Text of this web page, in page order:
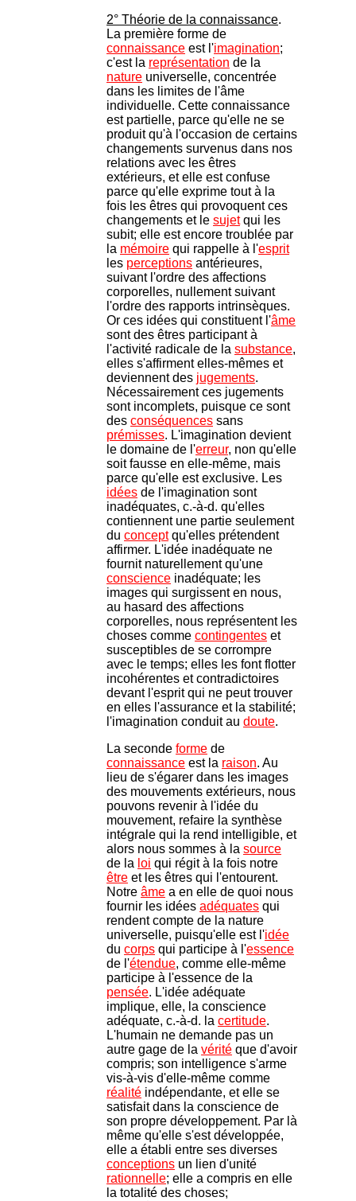
2° Théorie de la connaissance.
La première forme de
connaissance est l'imagination;
c'est la représentation de la
nature universelle, concentrée
dans les limites de l'âme
individuelle. Cette connaissance
est partielle, parce qu'elle ne se
produit qu'à l'occasion de certains
changements survenus dans nos
relations avec les êtres
extérieurs, et elle est confuse
parce qu'elle exprime tout à la
fois les êtres qui provoquent ces
changements et le sujetqui les
subit; elle est encore troublée par
la mémoire qui rappelle à l'esprit
les perceptions antérieures,
suivant l'ordre des affections
corporelles, nullement suivant
l'ordre des rapports intrinsèques.
Or ces idées qui constituent l'âme
sont des êtres participant à
l'activité radicale de la substance,
elles s'affirment elles-mêmes et
deviennent des jugements.
Nécessairement ces jugements
sont incomplets, puisque ce sont
des conséquences sans
prémisses. L'imagination devient
le domaine de l'erreur, non qu'elle
soit fausse en elle-même, mais
parce qu'elle est exclusive. Les
idées de l'imagination sont
inadéquates, c.-à-d. qu'elles
contiennent une partie seulement
du conceptqu'elles prétendent
affirmer. L'idée inadéquate ne
fournit naturellement qu'une
conscience inadéquate; les
images qui surgissent en nous,
au hasard des affections
corporelles, nous représentent les
choses comme contingentes et
susceptibles de se corrompre
avec le temps; elles les font flotter
incohérentes et contradictoires
devant l'esprit qui ne peut trouver
en elles l'assurance et la stabilité;
l'imagination conduit au doute.
La seconde forme de
connaissance est la raison. Au
lieu de s'égarer dans les images
des mouvements extérieurs, nous
pouvons revenir à l'idée du
mouvement, refaire la synthèse
intégrale qui la rend intelligible, et
alors nous sommes à la source
de la loi qui régit à la fois notre
être et les êtres qui l'entourent.
Notre âme a en elle de quoi nous
fournir les idées adéquates qui
rendent compte de la nature
universelle, puisqu'elle est l'idée
du corps qui participe à l'essence
de l'étendue, comme elle-même
participe à l'essence de la
pensée. L'idée adéquate
implique, elle, la conscience
adéquate, c.-à-d. la certitude.
L'humain ne demande pas un
autre gage de la vérité que d'avoir
compris; son intelligence s'arme
vis-à-vis d'elle-même comme
réalité indépendante, et elle se
satisfait dans la conscience de
son propre développement. Par là
même qu'elle s'est développée,
elle a établi entre ses diverses
conceptions un lien d'unité
rationnelle; elle a compris en elle
la totalité des choses;